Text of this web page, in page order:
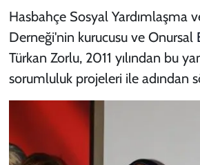
Hasbahçe Sosyal Yardımlaşma
Derneği'nin kurucusu ve Onursal
Türkan Zorlu, 2011 yılından bu
sorumluluk projeleri ile adından